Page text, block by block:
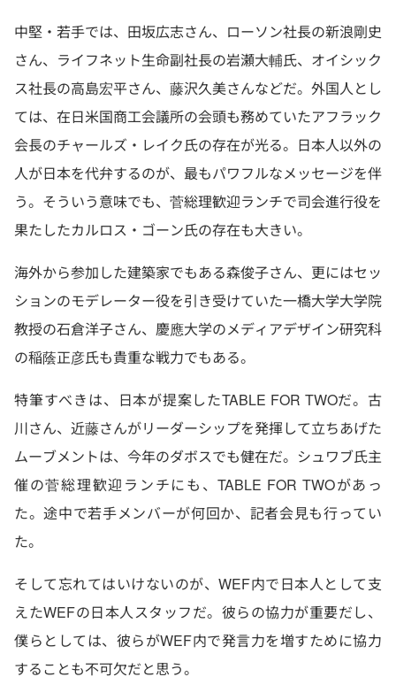
中堅・若手では、田坂広志さん、ローソン社長の新浪剛史
さん、ライフネット生命副社長の岩瀬大輔氏、オイシック
ス社長の高島宏平さん、藤沢久美さんなどだ。外国人とし
ては、在日米国商工会議所の会頭も務めていたアフラック
会長のチャールズ・レイク氏の存在が光る。日本人以外の
人が日本を代弁するのが、最もパワフルなメッセージを伴
う。そういう意味でも、菅総理歓迎ランチで司会進行役を
果たしたカルロス・ゴーン氏の存在も大きい。
海外から参加した建築家でもある森俊子さん、更にはセッ
ションのモデレーター役を引き受けていた一橋大学大学院
教授の石倉洋子さん、慶應大学のメディアデザイン研究科
の稲蔭正彦氏も貴重な戦力でもある。
特筆すべきは、日本が提案したTABLE FOR TWOだ。古
川さん、近藤さんがリーダーシップを発揮して立ちあげた
ムーブメントは、今年のダボスでも健在だ。シュワブ氏主
催の菅総理歓迎ランチにも、TABLE FOR TWOがあっ
た。途中で若手メンバーが何回か、記者会見も行ってい
た。
そして忘れてはいけないのが、WEF内で日本人として支
えたWEFの日本人スタッフだ。彼らの協力が重要だし、
僕らとしては、彼らがWEF内で発言力を増すために協力
することも不可欠だと思う。